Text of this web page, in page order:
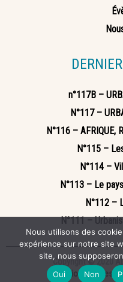
n°117B –
N°117 –
N°116 – AFRIQUE,
N°115 –
N°114 –
N°113 – Le
N°112 –
N°111 –
Copyright © 2020
Mentions légales
Nous utilisons des
expérience sur notre site
site, nous
Oui
Non